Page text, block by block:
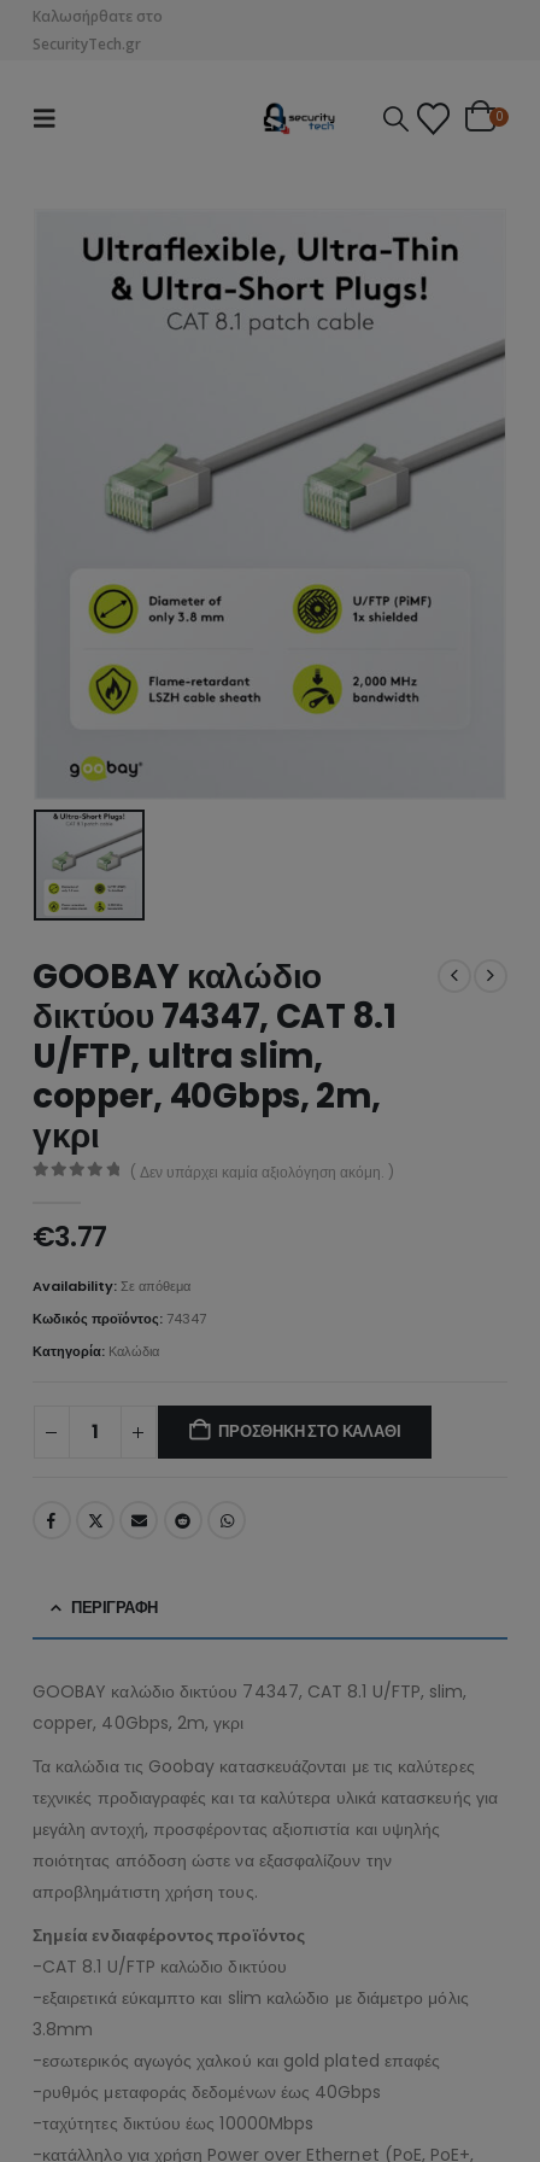
Καλωσήρθατε στο
SecurityTech.gr
0
GOOBAY καλώδιο
δικτύου 74347, CAT 8.1
U/FTP, ultra slim,
copper, 40Gbps, 2m,
γκρι
( Δεν υπάρχει καμία αξιολόγηση ακόμη. )
€3.77
Availability:Σε απόθεμα
Κωδικός προϊόντος: 74347
Κατηγορία: Καλώδια
ΠΡΟΣΘΉΚΗ ΣΤΟ ΚΑΛΆΘΙ
ΠΕΡΙΓΡΑΦΉ
GOOBAY καλώδιο δικτύου 74347, CAT 8.1 U/FTP, slim,
copper, 40Gbps, 2m, γκρι
Τα καλώδια τις Goobay κατασκευάζονται με τις καλύτερες
τεχνικές προδιαγραφές και τα καλύτερα υλικά κατασκευής για
μεγάλη αντοχή, προσφέροντας αξιοπιστία και υψηλής
ποιότητας απόδοση ώστε να εξασφαλίζουν την
απροβλημάτιστη χρήση τους.
Σημεία ενδιαφέροντος προϊόντος
-CAT 8.1 U/FTP καλώδιο δικτύου
-εξαιρετικά εύκαμπτο και slim καλώδιο με διάμετρο μόλις
3.8mm
-εσωτερικός αγωγός χαλκού και gold plated επαφές
-ρυθμός μεταφοράς δεδομένων έως 40Gbps
-ταχύτητες δικτύου έως 10000Mbps
-κατάλληλο για χρήση Power over Ethernet (PoE, PoE+,